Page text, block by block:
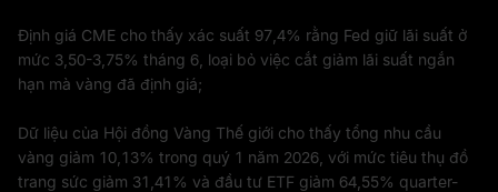
Định giá CME cho thấy xác suất 97,4% rằng Fed giữ lãi suất ở
mức 3,50-3,75% tháng 6, loại bỏ việc cắt giảm lãi suất ngắn
hạn mà vàng đã định giá;
Dữ liệu của Hội đồng Vàng Thế giới cho thấy tổng nhu cầu
vàng giảm 10,13% trong quý 1 năm 2026, với mức tiêu thụ đồ
trang sức giảm 31,41% và đầu tư ETF giảm 64,55% quarter-